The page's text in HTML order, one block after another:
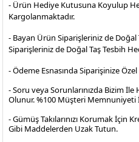
- Ürün Hediye Kutusuna Koyulup
Kargolanmaktadır.
- Bayan Ürün Siparişleriniz de Doğal
Siparişleriniz de Doğal Taş Tesbih
- Ödeme Esnasında Siparişinize
- Soru veya Sorunlarınızda Bizim
Olunur. %100 Müşteri Memnuniyeti
- Gümüş Takılarınızı Korumak İçin
Gibi Maddelerden Uzak Tutun.